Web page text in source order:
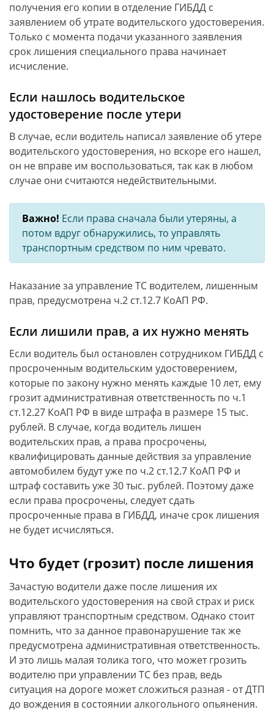
получения его копии в отделение ГИБДД с
заявлением об утрате водительского удостоверения.
Только с момента подачи указанного заявления
срок лишения специального права начинает
исчисление.
Если нашлось водительское
удостоверение после утери
В случае, если водитель написал заявление об утере
водительского удостоверения, но вскоре его нашел,
он не вправе им воспользоваться, так как в любом
случае они считаются недействительными.
Важно! Если права сначала были утеряны, а
потом вдруг обнаружились, то управлять
транспортным средством по ним чревато.
Наказание за управление ТС водителем, лишенным
прав, предусмотрена ч.2 ст.12.7 КоАП РФ.
Если лишили прав, а их нужно менять
Если водитель был остановлен сотрудником ГИБДД с
просроченным водительским удостоверением,
которые по закону нужно менять каждые 10 лет, ему
грозит административная ответственность по ч.1
ст.12.27 КоАП РФ в виде штрафа в размере 15 тыс.
рублей. В случае, когда водитель лишен
водительских прав, а права просрочены,
квалифицировать данные действия за управление
автомобилем будут уже по ч.2 ст.12.7 КоАП РФ и
штраф составить уже 30 тыс. рублей. Поэтому даже
если права просрочены, следует сдать
просроченные права в ГИБДД, иначе срок лишения
не будет исчисляться.
Что будет (грозит) после лишения
Зачастую водители даже после лишения их
водительского удостоверения на свой страх и риск
управляют транспортным средством. Однако стоит
помнить, что за данное правонарушение так же
предусмотрена административная ответственность.
И это лишь малая толика того, что может грозить
водителю при управлении ТС без прав, ведь
ситуация на дороге может сложиться разная - от ДТП
до вождения в состоянии алкогольного опьянения.